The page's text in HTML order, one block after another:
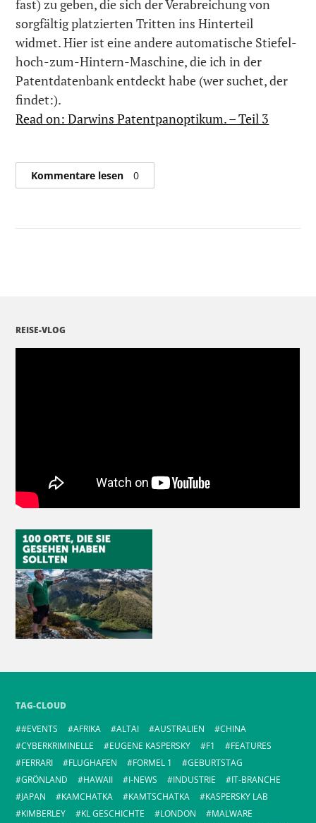
fast) zu geben, die sich der Verabreichung von
sorgfältig platzierten Tritten ins Hinterteil
widmet. Hier ist eine andere automatische Stiefel-
hoch-zum-Hintern-Maschine, die ich in der
Patentdatenbank entdeckt habe (wer suchet, der
findet:).
Read on: Darwins Patentpanoptikum. – Teil 3
Kommentare lesen 0
REISE-VLOG
TAG-CLOUD
#EVENTS
AFRIKA ALTAI AUSTRALIEN
CHINA
CYBERKRIMINELLE
EUGENE KASPERSKY F1
FEATURES
FERRARI
FLUGHAFEN FORMEL 1
GEBURTSTAG
GRÖNLAND
HAWAII I-NEWS INDUSTRIE
IT-BRANCHE
JAPAN
KAMCHATKA KAMTSCHATKA
KASPERSKY LAB
KIMBERLEY
KL GESCHICHTE LONDON
MALWARE